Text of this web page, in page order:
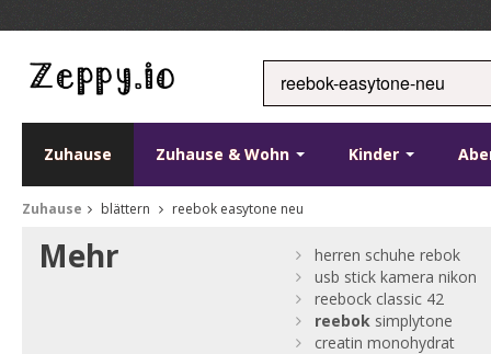
Zuhause Zuhause & Wohn Kinder
Zuhause blättern reebok easytone neu
Mehr
herren schuhe rebok
usb stick kamera nikon
reebock classic 42
reebok simplytone
creatin monohydrat